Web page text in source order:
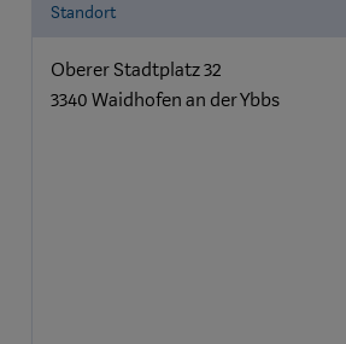
Standort
Oberer Stadtplatz 32
3340 Waidhofen an der Ybbs